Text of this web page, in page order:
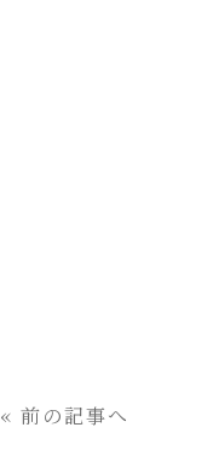
« 前の記事へ